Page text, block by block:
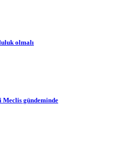
olmalı
Meclis gündeminde